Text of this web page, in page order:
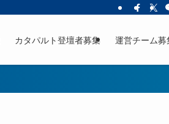
カタパルト登壇者募集 運営チーム募